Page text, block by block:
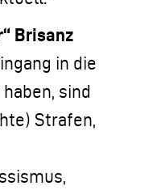
Brisanz
in die
sind
Strafen,